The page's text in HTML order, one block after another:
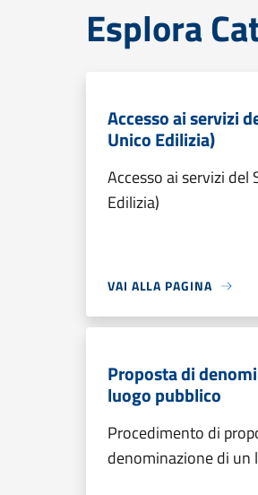
Esplora
Accesso ai servizi
Unico Edilizia)
Accesso ai servizi del
Edilizia)
VAI ALLA PAGINA
Proposta di
luogo pubblico
Procedimento di
denominazione di un